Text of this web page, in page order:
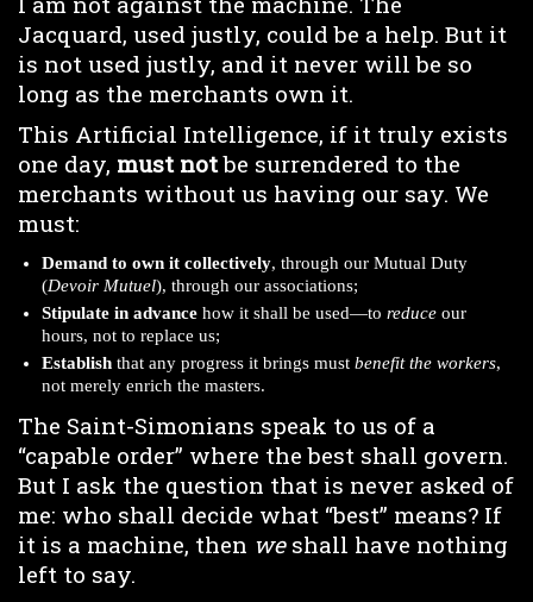
Jacquard, used justly, could be a help. But it
is not used justly, and it never will be so
long as the merchants own it.
This Artificial Intelligence, if it truly exists
one day, must notbe surrendered to the
merchants without us having our say. We
must:
Demand to own it collectively, through our Mutual Duty
(Devoir Mutuel), through our associations;
Stipulate in advance how it shall be used—to reduce our
hours, not to replace us;
Establish that any progress it brings must benefit the workers,
not merely enrich the masters.
The Saint-Simonians speak to us of a
“capable order” where the best shall govern.
But I ask the question that is never asked of
me: who shall decide what “best” means? If
it is a machine, then weshall have nothing
left to say.